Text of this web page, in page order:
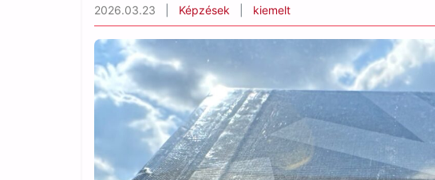
2026.03.23 Képzések kiemelt